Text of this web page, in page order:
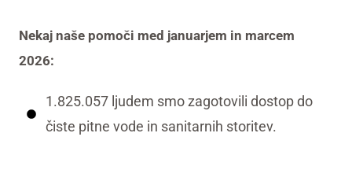
Nekaj naše pomoči med januarjem in marcem
2026:
1.825.057 ljudem smo zagotovili dostop do
čiste pitne vode in sanitarnih storitev.